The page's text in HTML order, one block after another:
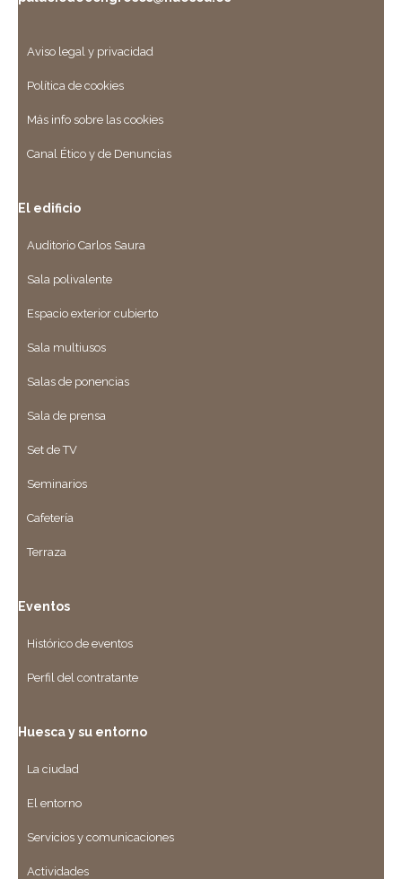
Aviso legal y privacidad
Política de cookies
Más info sobre las cookies
Canal Ético y de Denuncias
El edificio
Auditorio Carlos Saura
Sala polivalente
Espacio exterior cubierto
Sala multiusos
Salas de ponencias
Sala de prensa
Set de TV
Seminarios
Cafetería
Terraza
Eventos
Histórico de eventos
Perfil del contratante
Huesca y su entorno
La ciudad
El entorno
Servicios y comunicaciones
Actividades